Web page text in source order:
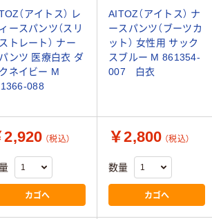
（アイトス） レ
ースパンツ（スリ
トレート） ナー
ンツ 医療白衣 ダ
ネイビー M
088
AITOZ（アイトス） ナ
ースパンツ（ブーツカ
ット） 女性用 サック
スブルー M 861354-
007 白衣
2,920 （税込）
カゴへ
￥2,800 （税込）
数量
カゴへ